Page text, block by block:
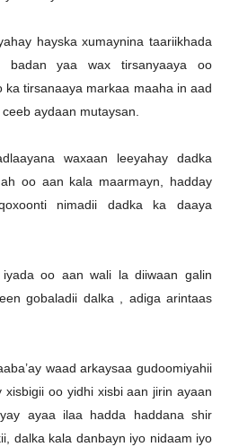
hayska xumaynina taariikhada
badan yaa wax tirsanyaaya oo
ka tirsanaaya markaa maaha in aad
aydaan mutaysan.
waxaan leeyahay dadka
oo aan kala maarmayn, hadday
nimadii dadka ka daaya
oo aan wali la diiwaan galin
gobaladii dalka , adiga arintaas
waad arkaysaa gudoomiyahii
xisbigii oo yidhi xisbi aan jirin ayaan
ayaa ilaa hadda haddana shir
dalka kala danbayn iyo nidaam iyo